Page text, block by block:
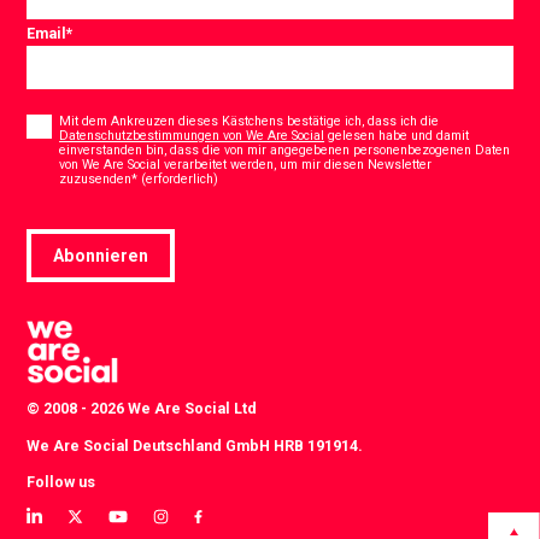
Email*
Mit dem Ankreuzen dieses Kästchens bestätige ich, dass ich die
Datenschutzbestimmungen von We Are Social gelesen habe und damit
einverstanden bin, dass die von mir angegebenen personenbezogenen Daten
von We Are Social verarbeitet werden, um mir diesen Newsletter
zuzusenden* (erforderlich)
Abonnieren
© 2008 - 2026 We Are Social Ltd
We Are Social Deutschland GmbH HRB 191914.
Follow us
View
View
View
View
View